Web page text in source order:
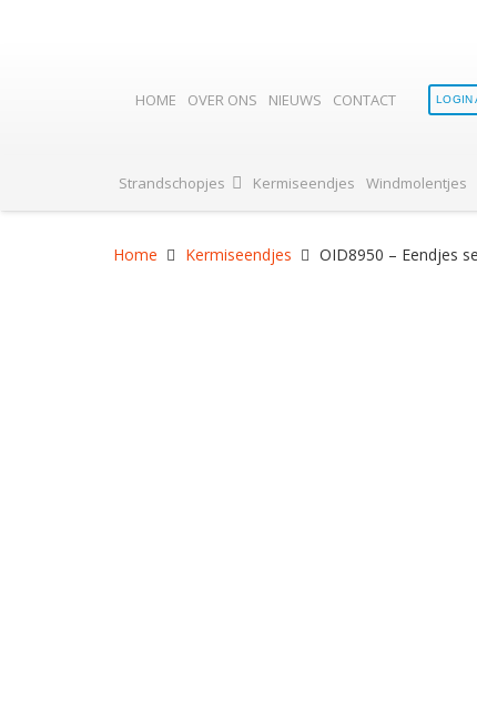
HOME OVER ONS NIEUWS CONTACT LOGIN
Strandschopjes Kermiseendjes Windmolentjes
Home Kermiseendjes OID8950 – Eendjes